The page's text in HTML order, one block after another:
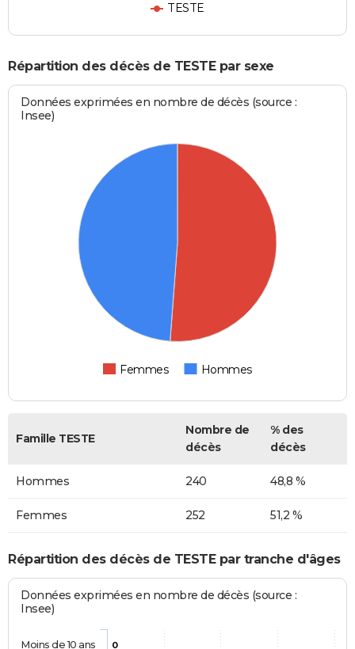
TESTE
Répartition des décès de TESTE par sexe
Données exprimées en nombre de décès (source :
Insee)
Femmes Hommes
Famille TESTE
Nombre de
décès
% des
décès
Hommes 240 48,8 %
Femmes 252 51,2 %
Répartition des décès de TESTE par tranche d'âges
Données exprimées en nombre de décès (source :
Insee)
0
Moins de 10 ans